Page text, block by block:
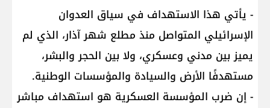
- يأتي هذا الاستهداف في سياق العدوان
الإسرائيلي المتواصل منذ مطلع شهر آذار، الذي لم
يميز بين مدني وعسكري، ولا بين الحجر والبشر،
مستهدفًا الأرض والسيادة والمؤسسات الوطنية.
- إن ضرب المؤسسة العسكرية هو استهداف مباشر